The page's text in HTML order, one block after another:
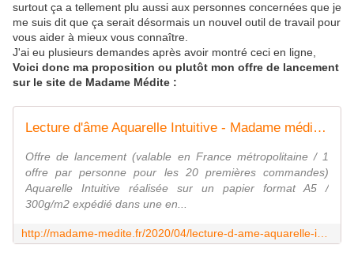
surtout ça a tellement plu aussi aux personnes concernées que je
me suis dit que ça serait désormais un nouvel outil de travail pour
vous aider à mieux vous connaître.
J'ai eu plusieurs demandes après avoir montré ceci en ligne,
Voici donc ma proposition ou plutôt mon offre de lancement
sur le site de Madame Médite :
Lecture d'âme Aquarelle Intuitive - Madame médite fait du yoga
Offre de lancement (valable en France métropolitaine / 1
offre par personne pour les 20 premières commandes)
Aquarelle Intuitive réalisée sur un papier format A5 /
300g/m2 expédié dans une en...